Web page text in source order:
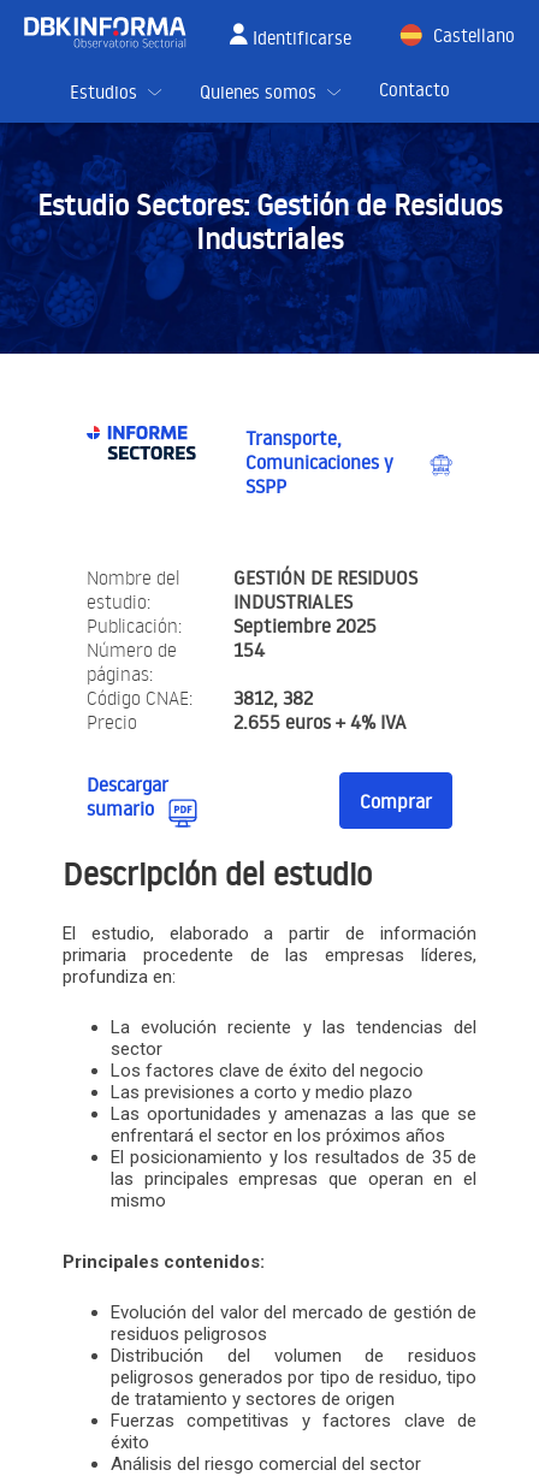
Identificarse
Castellano
Estudios
Quienes somos Contacto
Estudio Sectores:Gestión de Residuos
Industriales
Transporte,
Comunicaciones y
SSPP
Nombre del
estudio:
GESTIÓN DE RESIDUOS
INDUSTRIALES
Publicación:
Septiembre 2025
Número de
páginas:
154
Código CNAE:
3812, 382
Precio
2.655 euros + 4% IVA
Descargar
sumario
Comprar
Descripción del estudio
El estudio, elaborado a partir de información
primaria procedente de las empresas líderes,
profundiza en:
La evolución reciente y las tendencias del
sector
Los factores clave de éxito del negocio
Las previsiones a corto y medio plazo
Las oportunidades y amenazas a las que se
enfrentará el sector en los próximos años
El posicionamiento y los resultados de 35 de
las principales empresas que operan en el
mismo
Principales contenidos:
Evolución del valor del mercado de gestión de
residuos peligrosos
Distribución del volumen de residuos
peligrosos generados por tipo de residuo, tipo
de tratamiento y sectores de origen
Fuerzas competitivas y factores clave de
éxito
Análisis del riesgo comercial del sector